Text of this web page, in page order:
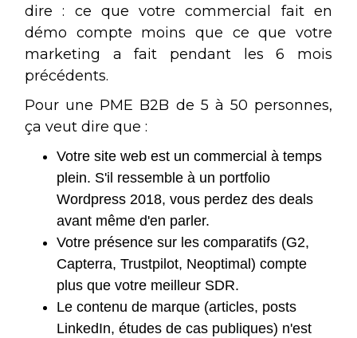
dire : ce que votre commercial fait en
démo compte moins que ce que votre
marketing a fait pendant les 6 mois
précédents.
Pour une PME B2B de 5 à 50 personnes,
ça veut dire que :
Votre site web est un commercial à temps
plein. S'il ressemble à un portfolio
Wordpress 2018, vous perdez des deals
avant même d'en parler.
Votre présence sur les comparatifs (G2,
Capterra, Trustpilot, Neoptimal) compte
plus que votre meilleur SDR.
Le contenu de marque (articles, posts
LinkedIn, études de cas publiques) n'est